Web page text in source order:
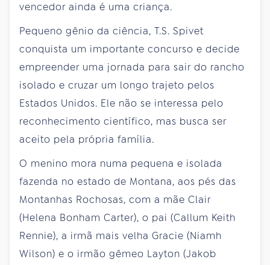
vencedor ainda é uma criança.
Pequeno gênio da ciência, T.S. Spivet
conquista um importante concurso e decide
empreender uma jornada para sair do rancho
isolado e cruzar um longo trajeto pelos
Estados Unidos. Ele não se interessa pelo
reconhecimento científico, mas busca ser
aceito pela própria família.
O menino mora numa pequena e isolada
fazenda no estado de Montana, aos pés das
Montanhas Rochosas, com a mãe Clair
(Helena Bonham Carter), o pai (Callum Keith
Rennie), a irmã mais velha Gracie (Niamh
Wilson) e o irmão gêmeo Layton (Jakob